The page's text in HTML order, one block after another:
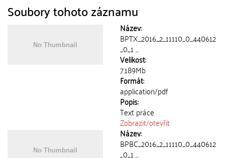
Soubory tohoto záznamu
Název:
BPTX_2016_2_11110_0_440612
_0_1 ...
Velikost:
7.189Mb
Formát:
application/pdf
Popis:
Text práce
Zobrazit/otevřít
Název:
BPBC_2016_2_11110_0_440612
_0_1 ...